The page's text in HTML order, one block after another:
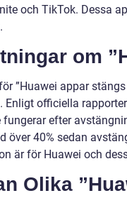
och TikTok. Dessa
om
”Huawei appar
officiella
efter
över 40% sedan
är för Huawei och
Olika